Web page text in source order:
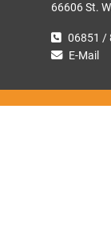
66606 St.
06851 /
E-Mail